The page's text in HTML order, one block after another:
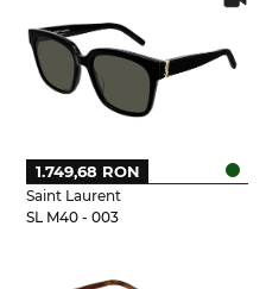
Saint Laurent
SL M40 - 003
1.749,68 RON